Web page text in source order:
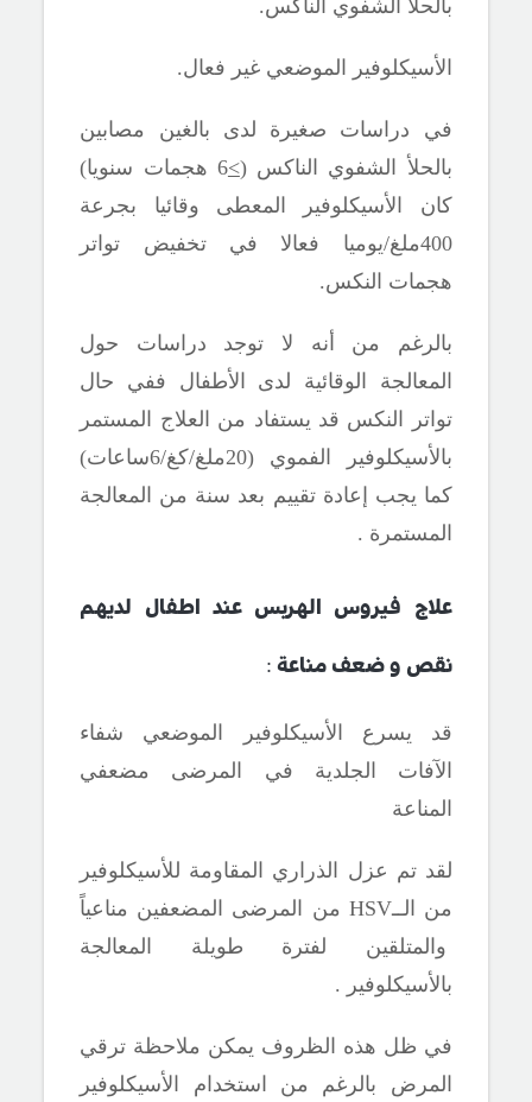
بالحلأ الشفوي الناكس.
الأسيكلوفير الموضعي غير فعال.
في دراسات صغيرة لدى بالغين مصابين
بالحلأ الشفوي الناكس (>
6 هجمات سنويا)
كان الأسيكلوفير المعطى وقائيا بجرعة
400ملغ/يوميا فعالا في تخفيض تواتر
هجمات النكس.
بالرغم من أنه لا توجد دراسات حول
المعالجة الوقائية لدى الأطفال ففي حال
تواتر النكس قد يستفاد من العلاج المستمر
بالأسيكلوفير الفموي (20ملغ/كغ/6ساعات)
كما يجب إعادة تقييم بعد سنة من المعالجة
المستمرة .
علاج فيروس الهربس عند اطفال لديهم
نقص و ضعف مناعة :
قد يسرع الأسيكلوفير الموضعي شفاء
الآفات الجلدية في المرضى مضعفي
المناعة
لقد تم عزل الذراري المقاومة للأسيكلوفير
من الــHSV من المرضى المضعفين مناعياً
والمتلقين لفترة طويلة المعالجة
بالأسيكلوفير .
في ظل هذه الظروف يمكن ملاحظة ترقي
المرض بالرغم من استخدام الأسيكلوفير